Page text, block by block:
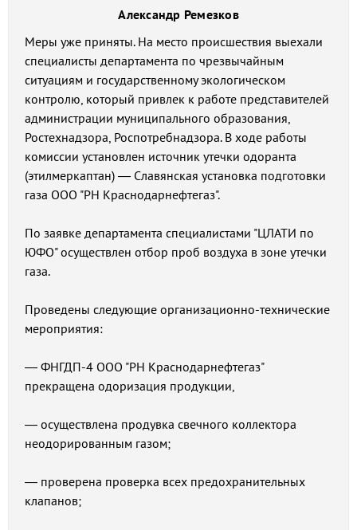
Александр Ремезков
Меры уже приняты. На место происшествия выехали
специалисты департамента по чрезвычайным
ситуациям и государственному экологическом
контролю, который привлек к работе представителей
администрации муниципального образования,
Ростехнадзора, Роспотребнадзора. В ходе работы
комиссии установлен источник утечки одоранта
(этилмеркаптан) — Славянская установка подготовки
газа ООО "РН Краснодарнефтегаз".
По заявке департамента специалистами "ЦЛАТИ по
ЮФО" осуществлен отбор проб воздуха в зоне утечки
газа.
Проведены следующие организационно-технические
мероприятия:
— ФНГДП-4 ООО "РН Краснодарнефтегаз"
прекращена одоризация продукции,
— осуществлена продувка свечного коллектора
неодорированным газом;
— проверена проверка всех предохранительных
клапанов;